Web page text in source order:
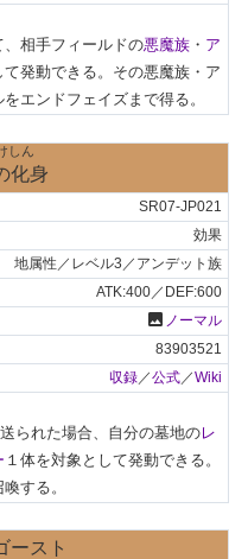
相手フィールドの悪魔族 ・ ア
て発動できる。その悪魔族・ア
エンドフェイズまで得る。
しん
化身
SR07-JP021
効果
地属性／レベル3／アンデット族
ATK:400／DEF:600
photo ノーマル
83903521
収録 ／公式 ／Wiki
られた場合、自分の墓地のレ
１体を対象として発動できる。
する。
ースト